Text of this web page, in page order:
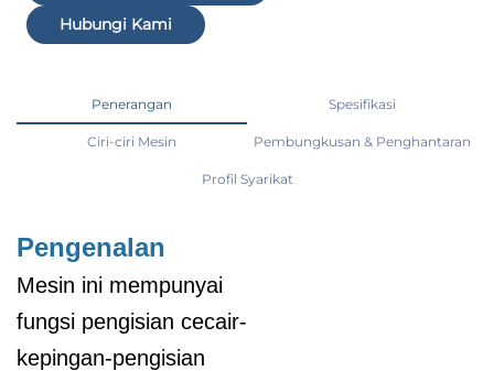
Hubungi Kami
Penerangan Spesifikasi
Ciri-ciri Mesin Pembungkusan & Penghantaran
Profil Syarikat
Pengenalan
Mesin ini mempunyai
fungsi pengisian cecair-
kepingan-pengisian